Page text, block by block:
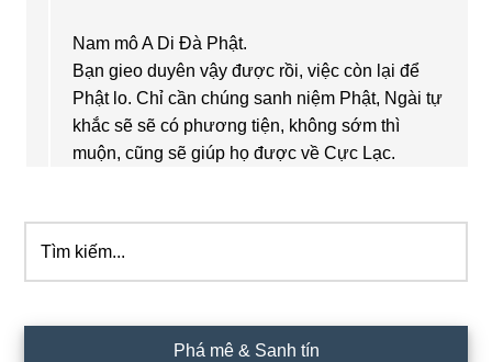
Nam mô A Di Đà Phật.
Bạn gieo duyên vậy được rồi, việc còn lại để
Phật lo. Chỉ cần chúng sanh niệm Phật, Ngài tự
khắc sẽ sẽ có phương tiện, không sớm thì
muộn, cũng sẽ giúp họ được về Cực Lạc.
Sidebar
chính
kiếm...
Phá mê & Sanh tín